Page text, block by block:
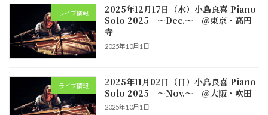
ライブ情報
2025年12月17日（水）小島良喜 Piano
Solo 2025 ～Dec.～ @東京・高円
寺
2025年10月1日
ライブ情報
2025年11月02日（日）小島良喜 Piano
Solo 2025 ～Nov.～ @大阪・吹田
2025年10月1日